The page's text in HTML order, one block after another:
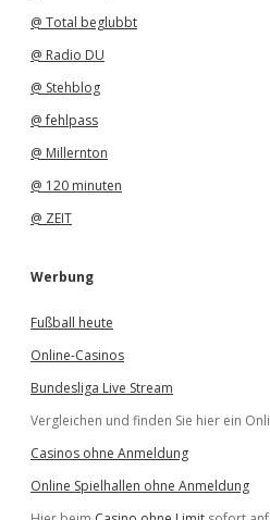
@ Total beglubbt
@ Radio DU
@ Stehblog
@ fehlpass
@ Millernton
@ 120 minuten
@ ZEIT
Werbung
Fußball heute
Online-Casinos
Bundesliga Live Stream
Vergleichen und finden Sie hier ein
Casinos ohne Anmeldung
Online Spielhallen ohne Anmeldung